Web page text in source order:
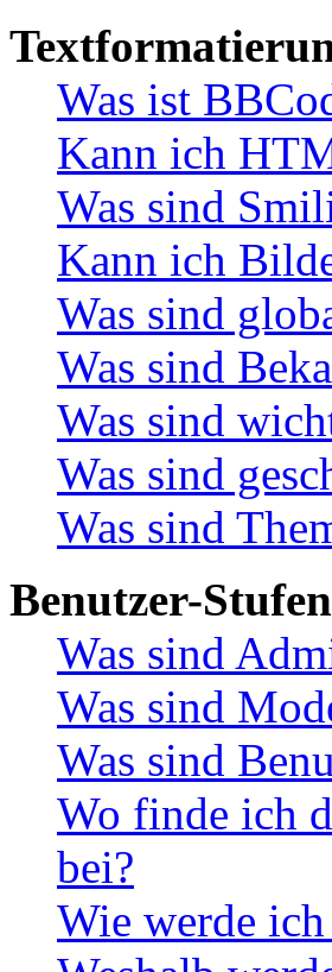
Was ist
Kann ich
Was sind
Kann ich
Was sind
Was sind
Was sind
Was sind
Was sind
Benutzer-
Was sind
Was sind
Was sind
Wo finde ich
bei?
Wie werde